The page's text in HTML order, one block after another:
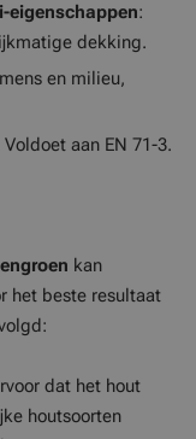
eigenschappen:
dekking.
en milieu,
Voldoet aan EN 71-3.
kan
het beste resultaat
dat het hout
houtsoorten